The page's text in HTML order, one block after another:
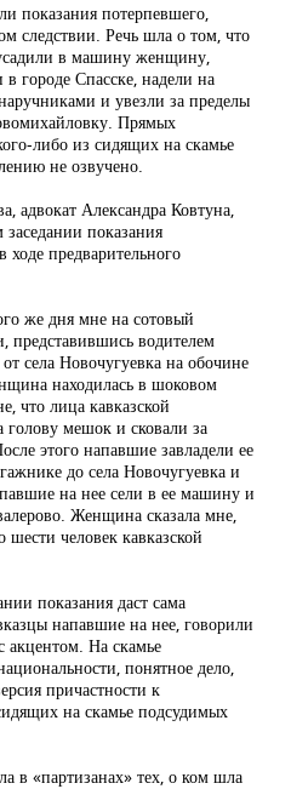
показания потерпевшего,
следствии. Речь шла о том, что
в машину женщину,
городе Спасске, надели на
и увезли за пределы
Прямых
либо из сидящих на скамье
не озвучено.
адвокат Александра Ковтуна,
заседании показания
предварительного
же дня мне на сотовый
водителем
села Новочугуевка на обочине
находилась в шоковом
что лица кавказской
голову мешок и сковали за
этого напавшие завладели ее
до села Новочугуевка и
на нее сели в ее машину и
Женщина сказала мне,
человек кавказской
показания даст сама
напавшие на нее, говорили
акцентом. На скамье
понятное дело,
причастности к
на скамье подсудимых
в «партизанах» тех, о ком шла